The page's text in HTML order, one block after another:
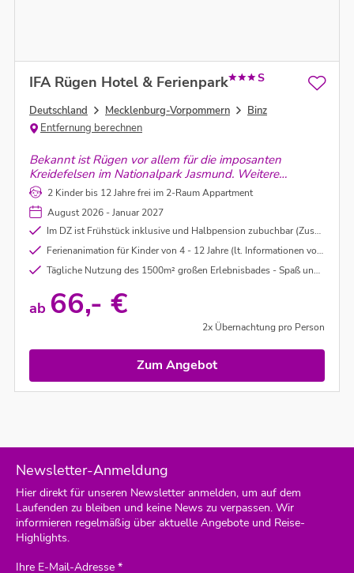
IFA Rügen Hotel & Ferienpark S
Deutschland Mecklenburg-Vorpommern
Binz
Entfernung berechnen
Bekannt ist Rügen vor allem für die imposanten
Kreidefelsen im Nationalpark Jasmund. Weitere
Highlights sind die malerischen Seebäder wie Binz und
Sellin, das historische Kap Arkona und seine langen
Sandstrände.
2 Kinder bis 12 Jahre frei im 2-Raum Appartment
August 2026 - Januar 2027
Im DZ ist Frühstück inklusive und Halbpension zubuchbar (Zuschlag € 39,- pro Person und Tag)
Ferienanimation für Kinder von 4 - 12 Jahre (lt. Informationen vor Ort)
Tägliche Nutzung des 1500m² großen Erlebnisbades - Spaß und Entspannung garantiert!
ab 66,- €
2x Übernachtung pro Person
Zum Angebot
Newsletter-Anmeldung
Hier direkt für unseren Newsletter anmelden, um auf dem
Laufenden zu bleiben und keine News zu verpassen. Wir
informieren regelmäßig über aktuelle Angebote und Reise-
Highlights.
Ihre E-Mail-Adresse *